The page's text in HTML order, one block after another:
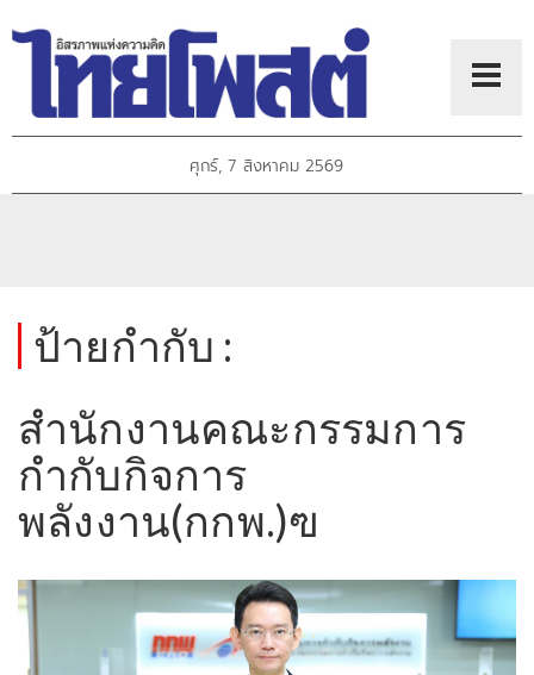
ศุกร์, 7 สิงหาคม 2569
ป้ายกำกับ :
สำนักงานคณะกรรมการ
กำกับกิจการ
พลังงาน(กกพ.)ฃ